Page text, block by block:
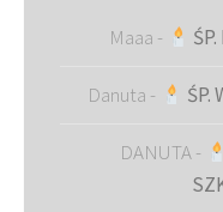
Maaa -
Danuta - ŚP.
DANUTA-